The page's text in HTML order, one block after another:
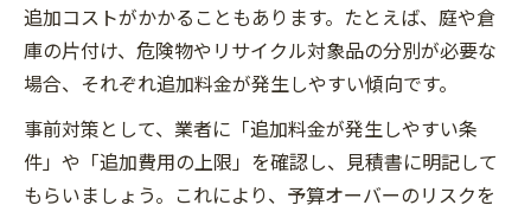
追加コストがかかることもあります。たとえば、庭や倉
庫の片付け、危険物やリサイクル対象品の分別が必要な
場合、それぞれ追加料金が発生しやすい傾向です。
事前対策として、業者に「追加料金が発生しやすい条
件」や「追加費用の上限」を確認し、見積書に明記して
もらいましょう。これにより、予算オーバーのリスクを